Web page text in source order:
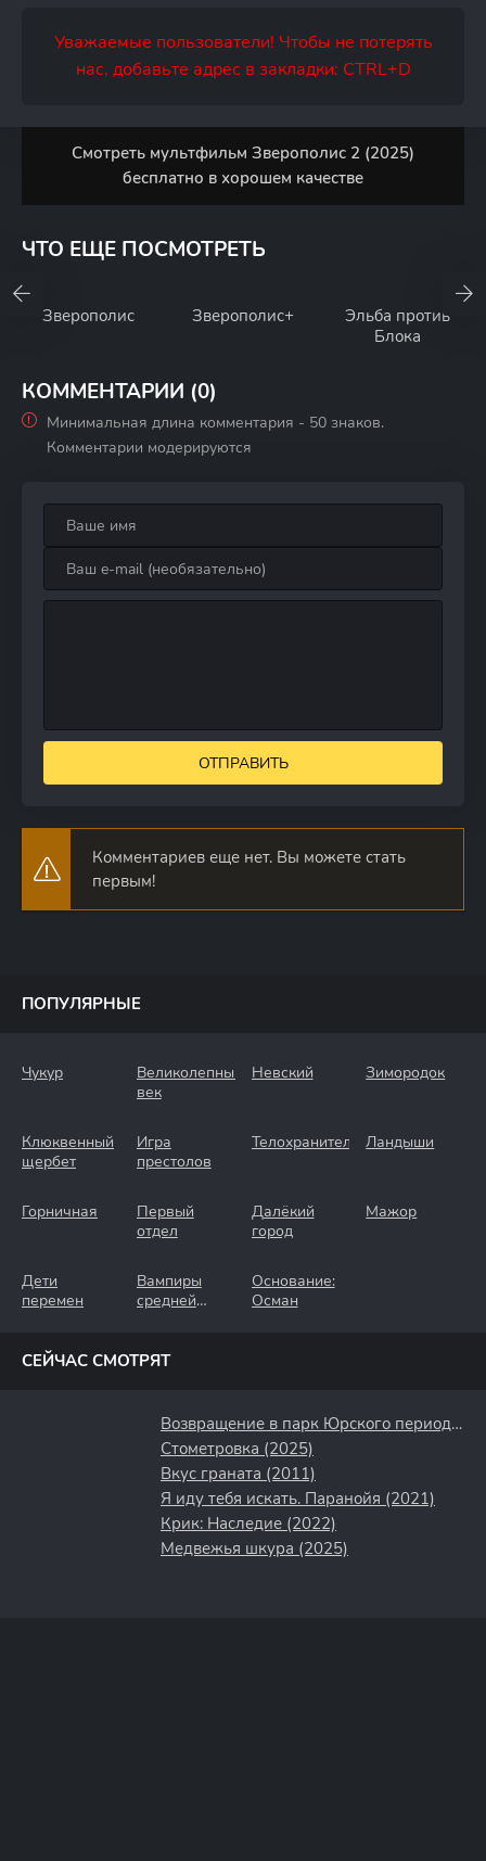
Уважаемые пользователи! Чтобы не потерять
нас, добавьте адрес в закладки: CTRL+D
Смотреть мультфильм Зверополис 2 (2025)
бесплатно в хорошем качестве
ЧТО ЕЩЕ ПОСМОТРЕТЬ
Зверополис Зверополис+
Эльба против
Блока
КОММЕНТАРИИ (0)
Минимальная длина комментария - 50 знаков.
Комментарии модерируются
ОТПРАВИТЬ
Комментариев еще нет. Вы можете стать
первым!
ПОПУЛЯРНЫЕ
Чукур
Великолепный
век
Невский Зимородок
Клюквенный
щербет
Игра
престолов
Телохранители Ландыши
Горничная
Первый
отдел
Далёкий
город
Мажор
Дети
перемен
Вампиры
средней
Основание:
Осман
СЕЙЧАС СМОТРЯТ
Возвращение в парк Юрского периода (2025)
Стометровка (2025)
Вкус граната (2011)
Я иду тебя искать. Паранойя (2021)
Крик: Наследие (2022)
Медвежья шкура (2025)